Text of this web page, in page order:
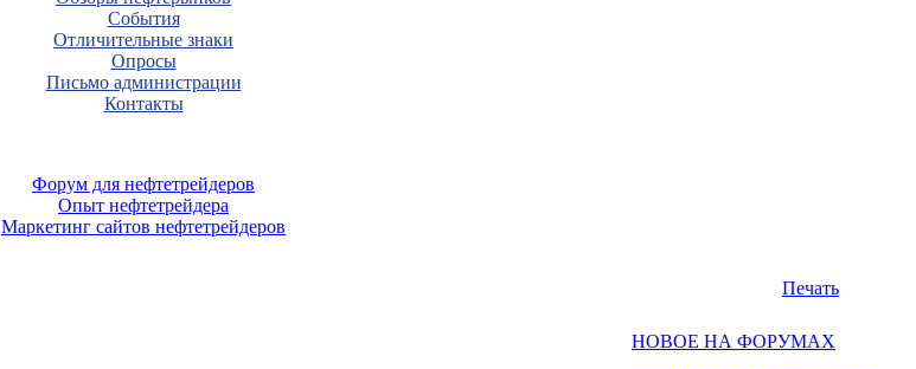
События
Отличительные знаки
Опросы
Письмо администрации
Контакты
Форум для нефтетрейдеров
Опыт нефтетрейдера
Маркетинг сайтов нефтетрейдеров
Печать
НОВОЕ НА ФОРУМАХ